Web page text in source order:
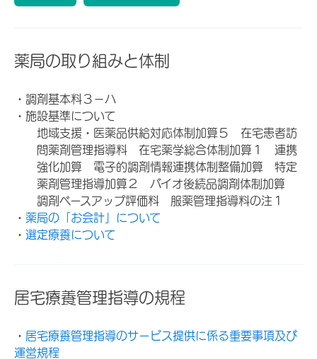
薬局の取り組みと体制
・調剤基本料３－ハ
・施設基準について
地域支援・医薬品供給対応体制加算５ 在宅患者訪
問薬剤管理指導料 在宅薬学総合体制加算１ 連携
強化加算 電子的調剤情報連携体制整備加算 特定
薬剤管理指導加算２ バイオ後続品調剤体制加算
調剤ベースアップ評価料 服薬管理指導料の注１
・ 薬局の「お会計」について
・ 選定療養について
居宅療養管理指導の規程
・ 居宅療養管理指導のサービス提供に係る重要事項及び
運営規程